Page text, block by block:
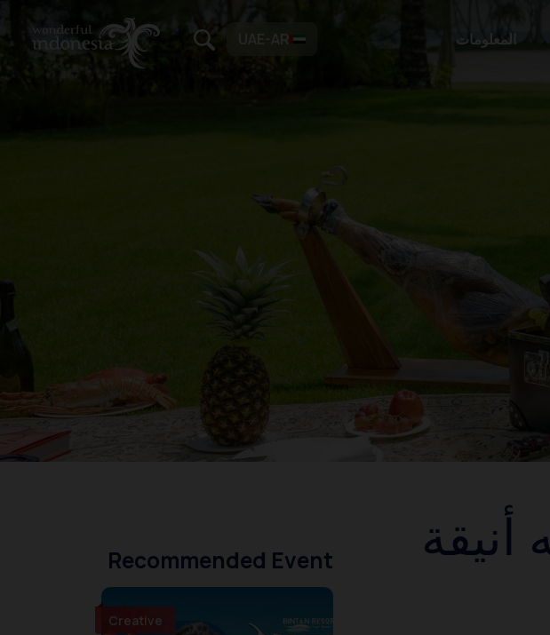
المعلومات UAE-AR
أنيقة
Recommended Event
Creative